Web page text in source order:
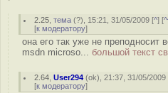
2.25 ,тема (?), 15:21, 31/05/2009 [^] [
[к модератору]
она его так уже не преподносит
msdn microso... большой текст
2.64 ,User294 (ok), 21:37, 31/05/2009
[к модератору]